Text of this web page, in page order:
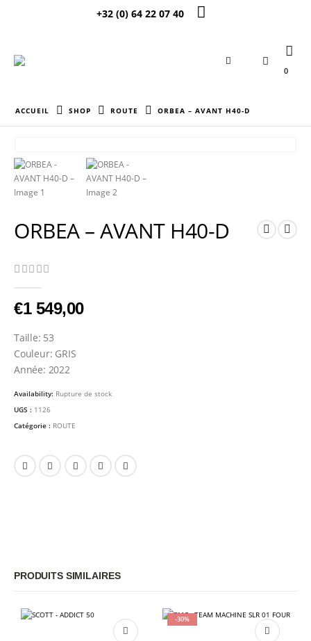
+32 (0) 64 22 07 40
0
ACCUEIL SHOP ROUTE ORBEA – AVANT H40-D
ORBEA – AVANT H40-D
0Sur 5
€1 549,00
Taille: 53
Couleur: GRIS
Année: 2022
Availability: Rupture de stock
UGS : 1126
Catégorie : ROUTE
PRODUITS SIMILAIRES
-30%